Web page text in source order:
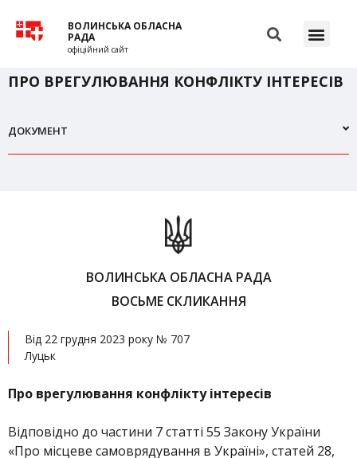
ВОЛИНСЬКА ОБЛАСНА
РАДА
офіційний сайт
ПРО ВРЕГУЛЮВАННЯ КОНФЛІКТУ ІНТЕРЕСІВ
ДОКУМЕНТ
ВОЛИНСЬКА ОБЛАСНА РАДА
ВОСЬМЕ СКЛИКАННЯ
Від 22 грудня 2023 року № 707
Луцьк
Про врегулювання конфлікту інтересів
Відповідно до частини 7 статті 55 Закону України
«Про місцеве самоврядування в Україні», статей 28,